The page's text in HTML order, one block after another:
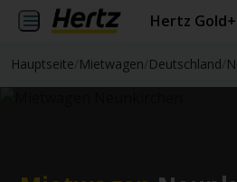
Hertz Gold+
Hauptseite Mietwagen Deutschland